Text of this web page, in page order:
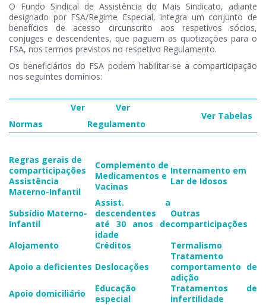
O Fundo Sindical de Assistência do Mais Sindicato, adiante
designado por FSA/Regime Especial, integra um conjunto de
benefícios de acesso circunscrito aos respetivos sócios,
conjuges e descendentes, que paguem as quotizações para o
FSA, nos termos previstos no respetivo Regulamento.
Os beneficiários do FSA podem habilitar-se a comparticipação
nos seguintes domínios:​
Ver
Normas
Ver
Regulamento​​
​Ver Tabelas
​​​Regras gerais de ​
comparticipações​​​
Assistência
Materno-Infantil​
Complemento de
Medicamentos e
Vacinas
​Internamento em
Lar de Idosos​
Subsídio Materno-
Infantil​​​​​
​Assist. a
descendentes
até 30 anos de
idade
​Outras
comparticipações
​Alojamento
​Créditos
​Termalismo
​Apoio a deficientes ​Deslocações
Tratamento
comportamento de
adição
Apoio domiciliário​
Educação
especial
Tratamentos de
infertilidade​​​